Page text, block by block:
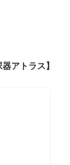
アトラス】